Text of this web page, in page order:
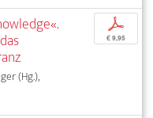
(Hg.),
p
€ 9,95